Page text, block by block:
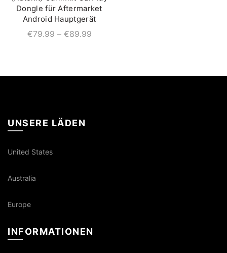
Dongle für Aftermarket
Android Hauptgerät
€79.99 – €89.99
UNSERE LÄDEN
United States
Australia
Europe
INFORMATIONEN